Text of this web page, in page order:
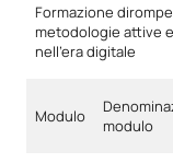
Formazione
metodologie attive
nell’era digitale
Modulo
modulo